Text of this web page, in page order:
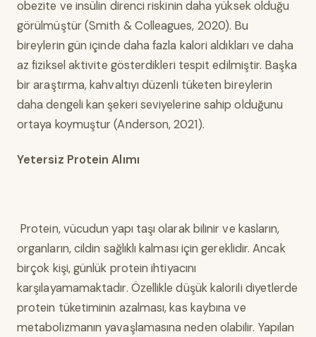
obezite ve insülin direnci riskinin daha yüksek olduğu
görülmüştür (Smith & Colleagues, 2020). Bu
bireylerin gün içinde daha fazla kalori aldıkları ve daha
az fiziksel aktivite gösterdikleri tespit edilmiştir. Başka
bir araştırma, kahvaltıyı düzenli tüketen bireylerin
daha dengeli kan şekeri seviyelerine sahip olduğunu
ortaya koymuştur (Anderson, 2021).
Yetersiz Protein Alımı
Protein, vücudun yapı taşı olarak bilinir ve kasların,
organların, cildin sağlıklı kalması için gereklidir. Ancak
birçok kişi, günlük protein ihtiyacını
karşılayamamaktadır. Özellikle düşük kalorili diyetlerde
protein tüketiminin azalması, kas kaybına ve
metabolizmanın yavaşlamasına neden olabilir. Yapılan